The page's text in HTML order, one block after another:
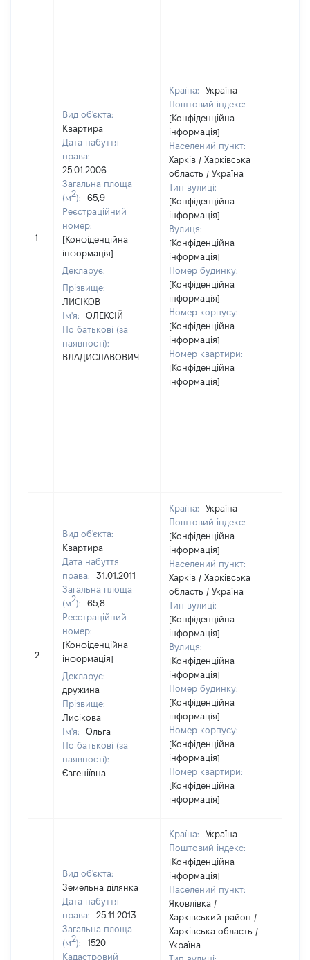
1
Вид об'єкта:
Квартира
Дата набуття
права:
25.01.2006
Загальна площа
(м2):
65,9
Реєстраційний
номер:
[Конфіденційна
інформація]
Декларує:
Прізвище:
ЛИСІКОВ
Ім'я:
ОЛЕКСІЙ
По батькові (за
наявності):
ВЛАДИСЛАВОВИЧ
Країна:
Україна
Поштовий індекс:
[Конфіденційна
інформація]
Населений пункт:
Харків / Харківська
область / Україна
Тип вулиці:
[Конфіденційна
інформація]
Вулиця:
[Конфіденційна
інформація]
Номер будинку:
[Конфіденційна
інформація]
Номер корпусу:
[Конфіденційна
інформація]
Номер квартири:
[Конфіденційна
інформація]
2
Вид об'єкта:
Квартира
Дата набуття
права:
31.01.2011
Загальна площа
(м2):
65,8
Реєстраційний
номер:
[Конфіденційна
інформація]
Декларує:
дружина
Прізвище:
Лисікова
Ім'я:
Ольга
По батькові (за
наявності):
Євгеніївна
Країна:
Україна
Поштовий індекс:
[Конфіденційна
інформація]
Населений пункт:
Харків / Харківська
область / Україна
Тип вулиці:
[Конфіденційна
інформація]
Вулиця:
[Конфіденційна
інформація]
Номер будинку:
[Конфіденційна
інформація]
Номер корпусу:
[Конфіденційна
інформація]
Номер квартири:
[Конфіденційна
інформація]
Вид об'єкта:
Земельна ділянка
Дата набуття
права:
25.11.2013
Загальна площа
(м2):
1520
Кадастровий
Країна:
Україна
Поштовий індекс:
[Конфіденційна
інформація]
Населений пункт:
Яковлівка /
Харківський район /
Харківська область /
Україна